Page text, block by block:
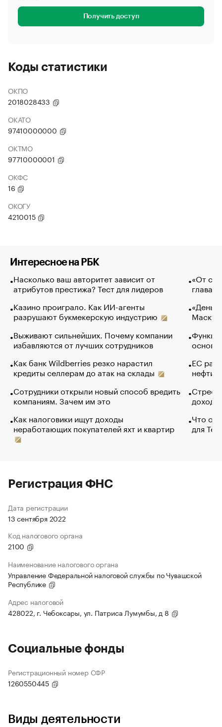
Получить доступ
Коды статистики
ОКПО
2018028433
ОКАТО
97410000000
ОКТМО
97710000001
ОКФС
16
ОКОГУ
4210015
Интересное на РБК
Насколько ваш авторитет зависит от
атрибутов престижа? Тест для лидеров
Казино проиграло. Как ИИ-агенты
разрушают букмекерскую индустрию
Выживают сильнейших. Почему компании
избавляются от лучших сотрудников
Как банк Wildberries резко нарастил
кредиты селлерам до атак на склады
Сотрудники открыли новый способ вредить
компаниям. Зачем им это
Как налоговики ищут доходы
неработающих покупателей яхт и квартир
«От
глава
Маск в
основ
ЕС
нефти
Что
для
Регистрация ФНС
Дата регистрации
13 сентября 2022
Код налогового органа
2100
Наименование налогового органа
Управление Федеральной налоговой службы по Чувашской
Республике
Адрес налоговой
428022, г. Чебоксары, ул. Патриса Лумумбы, д 8
Социальные фонды
Регистрационный номер СФР
1260550445
Виды деятельности